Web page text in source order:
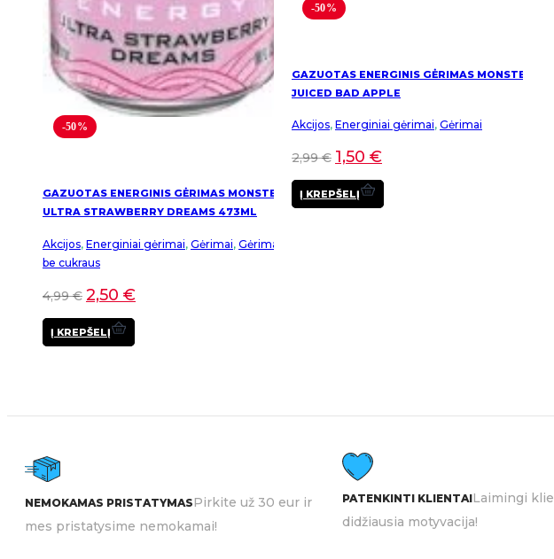
-50%
GAZUOTAS ENERGINIS GĖRIMAS MONSTER
ULTRA STRAWBERRY DREAMS 473ML
Akcijos, Energiniai gėrimai, Gėrimai, Gėrimai
be cukraus
4,99€ 2,50 €
Į KREPŠELĮ
-50%
GAZUOTAS ENERGINIS GĖRIMAS MONSTER
JUICED BAD APPLE
Akcijos, Energiniai gėrimai, Gėrimai
2,99€ 1,50 €
Į KREPŠELĮ
NEMOKAMAS PRISTATYMASPirkite už 30 eur ir
mes pristatysime nemokamai!
PATENKINTI KLIENTAILaimingi
didžiausia motyvacija!